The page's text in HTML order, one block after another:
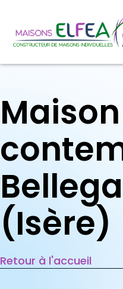
Maison
(Isère)
Retour à l'accueil